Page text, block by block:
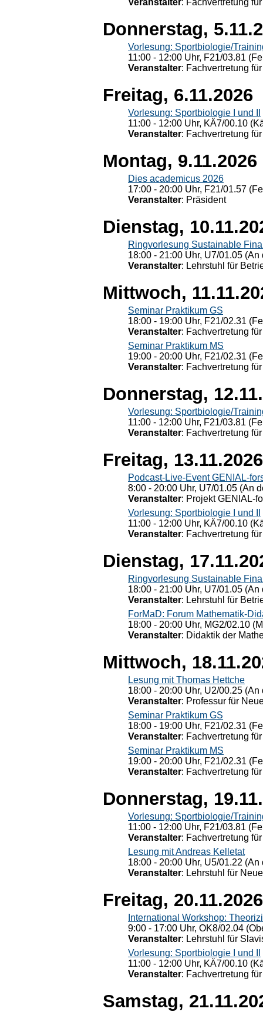
Veranstalter: Fachvertretung
Donnerstag,
Vorlesung: Sportbiologie/
11:00 - 12:00 Uhr, F21/03.81
Veranstalter: Fachvertretung
Freitag, 6.11.2026
Vorlesung: Sportbiologie I und II
11:00 - 12:00 Uhr, KÄ7/00.10
Veranstalter: Fachvertretung
Montag, 9.11.2026
Dies academicus 2026
17:00 - 20:00 Uhr, F21/01.57
Veranstalter: Präsident
Dienstag,
Ringvorlesung Sustainable
18:00 - 21:00 Uhr, U7/01.05
Veranstalter: Lehrstuhl für
Mittwoch,
Seminar Praktikum GS
18:00 - 19:00 Uhr, F21/02.31
Veranstalter: Fachvertretung
Seminar Praktikum MS
19:00 - 20:00 Uhr, F21/02.31
Veranstalter: Fachvertretung
Donnerstag,
Vorlesung: Sportbiologie/
11:00 - 12:00 Uhr, F21/03.81
Veranstalter: Fachvertretung
Freitag, 13.11.2026
Podcast-Live-Event GENIAL-
8:00 - 20:00 Uhr, U7/01.05 (An
Veranstalter: Projekt GENIAL-
Vorlesung: Sportbiologie I und II
11:00 - 12:00 Uhr, KÄ7/00.10
Veranstalter: Fachvertretung
Dienstag,
Ringvorlesung Sustainable
18:00 - 21:00 Uhr, U7/01.05
Veranstalter: Lehrstuhl für
ForMaD: Forum Mathematik-
18:00 - 20:00 Uhr, MG2/02.10
Veranstalter: Didaktik der
Mittwoch,
Lesung mit Thomas Hettche
18:00 - 20:00 Uhr, U2/00.25
Veranstalter: Professur für
Seminar Praktikum GS
18:00 - 19:00 Uhr, F21/02.31
Veranstalter: Fachvertretung
Seminar Praktikum MS
19:00 - 20:00 Uhr, F21/02.31
Veranstalter: Fachvertretung
Donnerstag,
Vorlesung: Sportbiologie/
11:00 - 12:00 Uhr, F21/03.81
Veranstalter: Fachvertretung
Lesung mit Andreas Kelletat
18:00 - 20:00 Uhr, U5/01.22
Veranstalter: Lehrstuhl für
Freitag, 20.11.2026
International Workshop:
9:00 - 17:00 Uhr, OK8/02.04
Veranstalter: Lehrstuhl für
Vorlesung: Sportbiologie I und II
11:00 - 12:00 Uhr, KÄ7/00.10
Veranstalter: Fachvertretung
Samstag,